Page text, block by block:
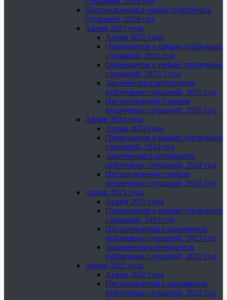
Постановления о начале публичных
слушаний, 2026 год
Архив 2025 года
Архив 2025 года
Оповещения о начале публичных
слушаний, 2025 год
Оповещения о начале публичных
слушаний, 2025-1 год
Заключения о результатах
публичных слушаний, 2025 год
Постановления о начале
публичных слушаний, 2025 год
Архив 2024 года
Архив 2024 года
Оповещения о начале публичных
слушаний, 2024 год
Заключения о результатах
публичных слушаний, 2024 год
Постановления о начале
публичных слушаний, 2024 год
Архив 2023 года
Архив 2023 года
Оповещения о начале публичных
слушаний, 2023 год
Постановления о назначении
публичных слушаний, 2023 год
Заключения о результатах
публичных слушаний, 2023 год
Архив 2022 года
Архив 2022 года
Постановления о назначении
публичных слушаний, 2022 год